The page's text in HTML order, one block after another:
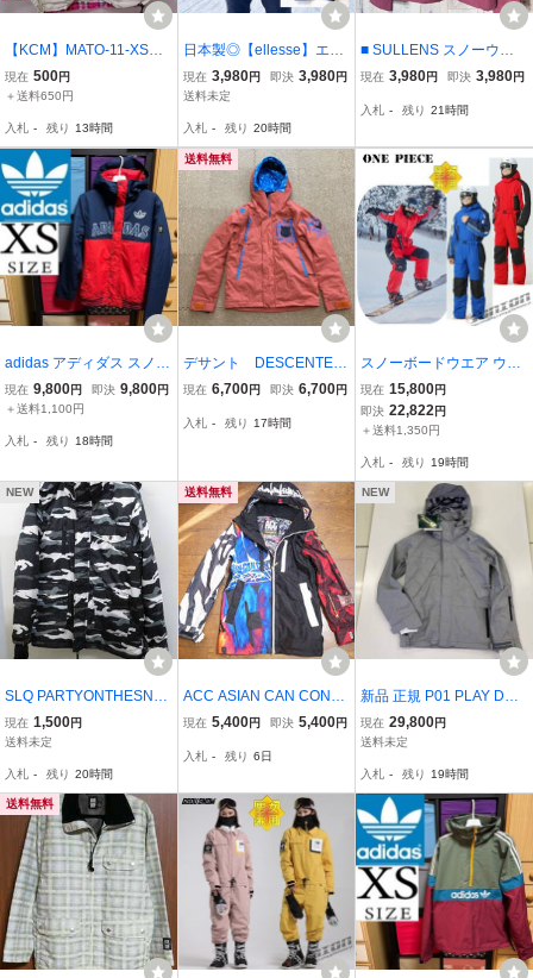
【KCM】MATO-11-XS★
展示保管品★【np athletic
s/エヌピーアスレチック
ド ウェア クリーム系
サイズ XS
現在 500円
＋送料650円
入札 - 残り 13時間
日本製◎【ellesse】エレ
ッセ ゴールドウィン 中綿
スノーウェア スキージャ
ド 防寒 ネイビー メンズ S
S/Y47425UU
現在 3,980円 即決 3,980円
送料未定
入札 - 残り 20時間
■ SULLENS スノーウェ
ア ワインレッド スノーボ
ット パウダーガード ベン
ト XS 男女兼用
現在 3,980円 即決 3,980円
入札 - 残り 21時間
adidas アディダス スノー
ボード XSサイズ snowbo
arding メンズ XS Greeley
ー ジャケット インシュレ
現在 9,800円 即決 9,800円
＋送料1,100円
入札 - 残り 18時間
送料無料
デサント DESCENTE
スノボジャケット HEAT
ー スノボ スノーボー
現在 6,700円 即決 6,700円
入札 - 残り 17時間
スノーボードウエア ウェ
ア ツナギ ワンピース オ
ールインワン メンズ レデ
ィース スキー 防寒フード
現在 15,800円
即決 22,822円
＋送料1,350円
入札 - 残り 19時間
NEW
SLQ PARTYONTHESNO
W スノーボードウェア
XS
現在 1,500円
送料未定
入札 - 残り 20時間
送料無料
ACC ASIAN CAN CONTR
OLERZ アジアンキャンコ
ャケットXS*burtonバート
froxy
現在 5,400円 即決 5,400円
入札 - 残り 6日
NEW
新品 正規 P01 PLAY DESI
GN 15-16 スノーボード
ウェア XS GLI JACKET A
ッシュ グレー プレイ デ
ザイン P01SW14JP7
現在 29,800円
送料未定
入札 - 残り 19時間
送料無料